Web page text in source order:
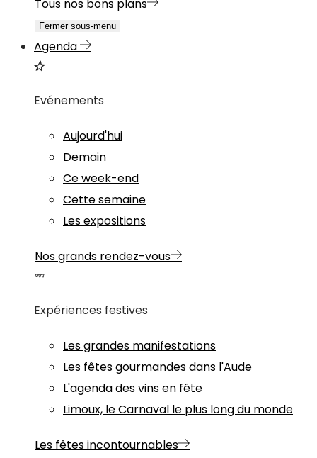
Tous nos bons plans
Fermer sous-menu
Agenda
Evénements
Aujourd'hui
Demain
Ce week-end
Cette semaine
Les expositions
Nos grands rendez-vous
Expériences festives
Les grandes manifestations
Les fêtes gourmandes dans l'Aude
L'agenda des vins en fête
Limoux, le Carnaval le plus long du monde
Les fêtes incontournables